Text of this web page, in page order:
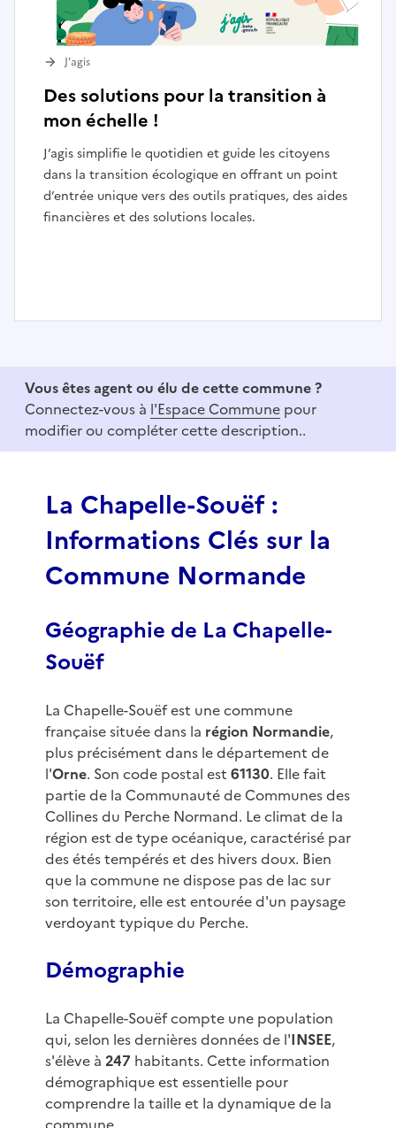
Des solutions pour la transition à
mon échelle !
J’agis simplifie le quotidien et guide les citoyens
dans la transition écologique en offrant un point
d’entrée unique vers des outils pratiques, des aides
financières et des solutions locales.
J’agis
f
Vous êtes agent ou élu de cette commune ?
Connectez-vous à l'Espace Commune pour
modifier ou compléter cette description..
La Chapelle-Souëf :
Informations Clés sur la
Commune Normande
Géographie de La Chapelle-
Souëf
La Chapelle-Souëf est une commune
française située dans la région Normandie,
plus précisément dans le département de
l'Orne. Son code postal est 61130. Elle fait
partie de la Communauté de Communes des
Collines du Perche Normand. Le climat de la
région est de type océanique, caractérisé par
des étés tempérés et des hivers doux. Bien
que la commune ne dispose pas de lac sur
son territoire, elle est entourée d'un paysage
verdoyant typique du Perche.
Démographie
La Chapelle-Souëf compte une population
qui, selon les dernières données de l'INSEE,
s'élève à 247 habitants. Cette information
démographique est essentielle pour
comprendre la taille et la dynamique de la